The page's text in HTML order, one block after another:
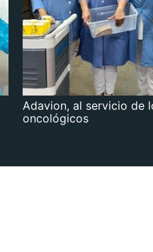
Adavion, al servicio de
oncológicos